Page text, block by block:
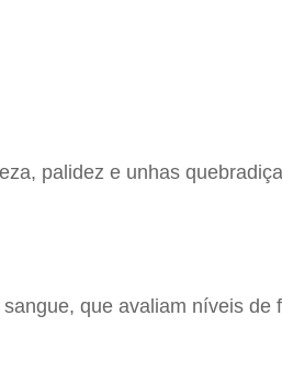
palidez e unhas
que avaliam níveis